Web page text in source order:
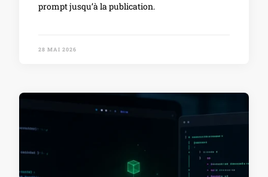
prompt jusqu’à la publication.
28 MAI 2026